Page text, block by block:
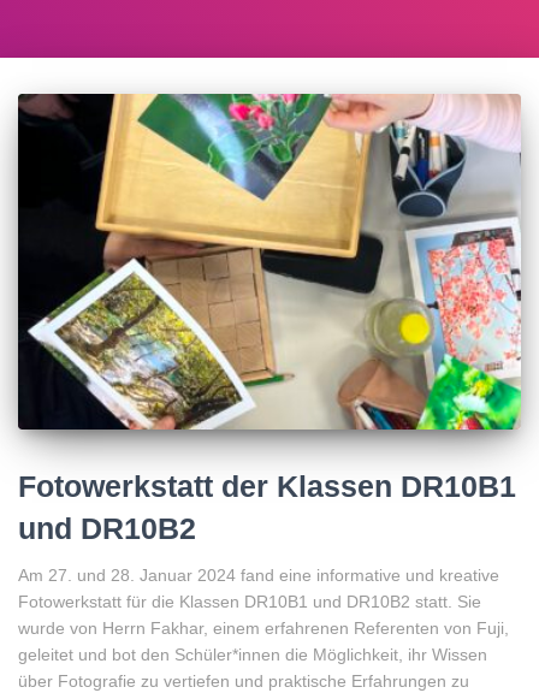
Fotowerkstatt der Klassen DR10B1
und DR10B2
Am 27. und 28. Januar 2024 fand eine informative und kreative
Fotowerkstatt für die Klassen DR10B1 und DR10B2 statt. Sie
wurde von Herrn Fakhar, einem erfahrenen Referenten von Fuji,
geleitet und bot den Schüler*innen die Möglichkeit, ihr Wissen
über Fotografie zu vertiefen und praktische Erfahrungen zu